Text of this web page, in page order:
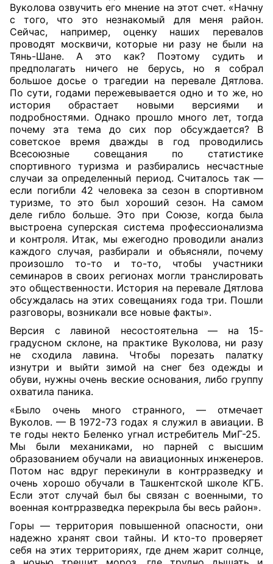
Вуколова озвучить его мнение на этот счет. «Начну
с того, что это незнакомый для меня район.
Сейчас, например, оценку наших перевалов
проводят москвичи, которые ни разу не были на
Тянь-Шане. А это как? Поэтому судить и
предполагать ничего не берусь, но я собрал
большое досье о трагедии на перевале Дятлова.
По сути, годами пережевывается одно и то же, но
история обрастает новыми версиями и
подробностями. Однако прошло много лет, тогда
почему эта тема до сих пор обсуждается? В
советское время дважды в год проводились
Всесоюзные совещания по статистике
спортивного туризма и разбирались несчастные
случаи за определенный период. Считалось так —
если погибли 42 человека за сезон в спортивном
туризме, то это был хороший сезон. На самом
деле гибло больше. Это при Союзе, когда была
выстроена суперская система профессионализма
и контроля. Итак, мы ежегодно проводили анализ
каждого случая, разбирали и объясняли, почему
произошло то-то и то-то, чтобы участники
семинаров в своих регионах могли транслировать
это общественности. История на перевале Дятлова
обсуждалась на этих совещаниях года три. Пошли
разговоры, возникали все новые факты».
Версия с лавиной несостоятельна — на 15-
градусном склоне, на практике Вуколова, ни разу
не сходила лавина. Чтобы порезать палатку
изнутри и выйти зимой на снег без одежды и
обуви, нужны очень веские основания, либо группу
охватила паника.
«Было очень много странного, — отмечает
Вуколов. — В 1972-73 годах я служил в авиации. В
те годы некто Беленко угнал истребитель МиГ-25.
Мы были механиками, но парней с высшим
образованием обучали на авиационных инженеров.
Потом нас вдруг перекинули в контрразведку и
очень хорошо обучали в Ташкентской школе КГБ.
Если этот случай был бы связан с военными, то
военная контрразведка перекрыла бы весь район».
Горы — территория повышенной опасности, они
надежно хранят свои тайны. И кто-то проверяет
себя на этих территориях, где днем жарит солнце,